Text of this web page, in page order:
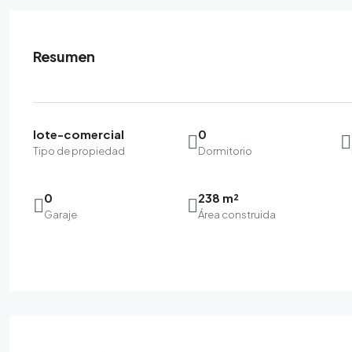
Resumen
lote-comercial
Tipo de propiedad
0
Dormitorio
0
Garaje
238 m²
Área construida